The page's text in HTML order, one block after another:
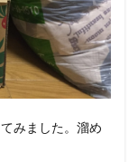
みました。溜め